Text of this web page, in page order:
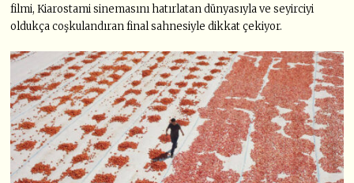
filmi, Kiarostami sinemasını hatırlatan dünyasıyla ve seyirciyi
oldukça coşkulandıran final sahnesiyle dikkat çekiyor.